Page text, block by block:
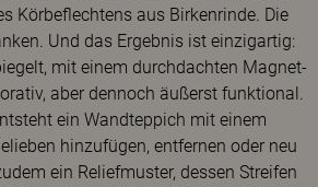
Körbeflechtens aus Birkenrinde. Die
Und das Ergebnis ist einzigartig:
mit einem durchdachten Magnet-
aber dennoch äußerst funktional.
ein Wandteppich mit einem
hinzufügen, entfernen oder neu
ein Reliefmuster, dessen Streifen